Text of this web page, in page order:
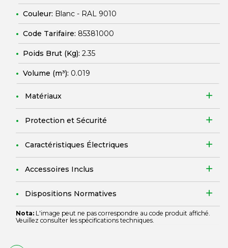
Couleur: Blanc - RAL 9010
Code Tarifaire: 85381000
Poids Brut (Kg): 2.35
Volume (m³): 0.019
Matériaux
Protection et Sécurité
Caractéristiques Électriques
Accessoires Inclus
Dispositions Normatives
Nota: L'image peut ne pas correspondre au code produit affiché.
Veuillez consulter les spécifications techniques.